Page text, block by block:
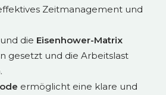
Zeitmanagement und
und die Eisenhower-Matrix
gesetzt und die Arbeitslast
ermöglicht eine klare und